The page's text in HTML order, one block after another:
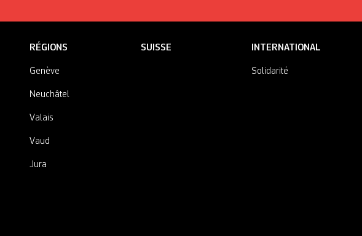
RÉGIONS
Genève
Neuchâtel
Valais
Vaud
Jura
SUISSE INTERNATIONAL
Solidarité